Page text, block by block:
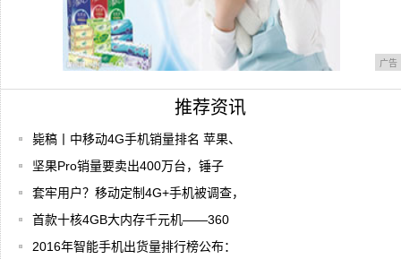
广告
推荐资讯
毙稿丨中移动4G手机销量排名 苹果、
坚果Pro销量要卖出400万台，锤子
套牢用户？移动定制4G+手机被调查，
首款十核4GB大内存千元机——360
2016年智能手机出货量排行榜公布：